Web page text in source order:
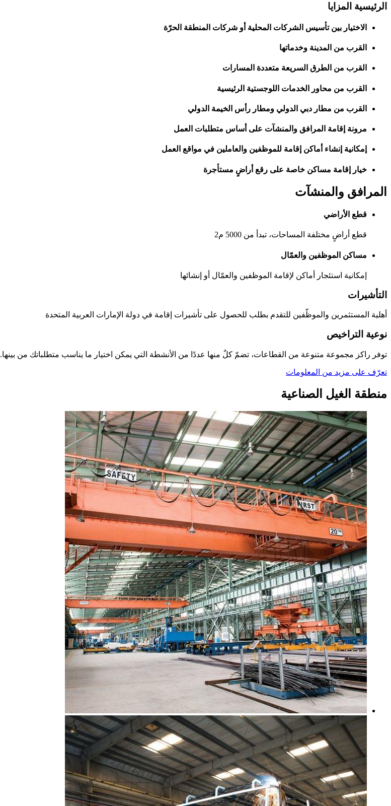
الرئيسية المزايا
الاختيار بين تأسيس الشركات المحلية أو شركات المنطقة الحرّة
القرب من المدينة وخدماتها
القرب من الطرق السريعة متعددة المسارات
القرب من محاور الخدمات اللوجستية الرئيسية
القرب من مطار دبي الدولي ومطار رأس الخيمة الدولي
مرونة إقامة المرافق والمنشآت على أساس متطلبات العمل
إمكانية إنشاء أماكن إقامة للموظفين والعاملين في مواقع العمل
خيار إقامة مساكن خاصة على رقع أراضٍ مستأجرة
المرافق والمنشآت
قطع الأراضي
قطع أراضٍ مختلفة المساحات، تبدأ من 5000 م2
مساكن الموظفين والعمّال
إمكانية استئجار أماكن لإقامة الموظفين والعمّال أو إنشائها
التأشيرات
أهلية المستثمرين والموظّفين للتقدم بطلب للحصول على تأشيرات إقامة في دولة الإمارات العربية المتحدة
نوعية التراخيص
توفر راكز مجموعة متنوعة من القطاعات، تضمّ كلٌ منها عددًا من الأنشطة التي يمكن اختيار ما يناسب متطلباتك من بينها.
تعرّف على مزيد من المعلومات
منطقة الغيل الصناعية